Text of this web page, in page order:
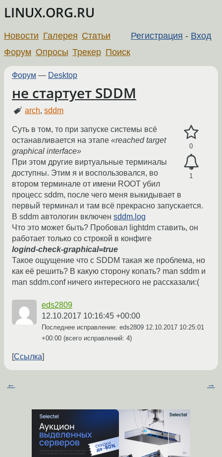
LINUX.ORG.RU
Регистрация - Вход
Новости Галерея Статьи
Форум Опросы Трекер Поиск
Форум — Desktop
не стартует SDDM
arch,sddm
0
1
Суть в том, то при запуске системы всё
останавливается на этапе «reached target
graphical interface»
При этом другие виртуальные терминалы
доступны. Этим я и воспользовался, во
втором терминале от имени ROOT убил
процесс sddm, после чего меня выкидывает в
первый терминал и там всё прекрасно запускается.
В sddm автологин включен sddm.log
Что это может быть? Пробовал lightdm ставить, он
работает только со строкой в конфиге
logind-check-graphical=true
Такое ощущение что с SDDM такая же проблема, но
как её решить? В какую сторону копать? man sddm и
man sddm.conf ничего интересного не рассказали:(
eds2809
12.10.2017 10:16:45 +00:00
Последнее исправление: eds2809 12.10.2017 10:25:01
+00:00 (всего исправлений: 4)
Ссылка
← →